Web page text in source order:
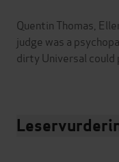
Quentin Thomas,
judge was a
dirty Universal could